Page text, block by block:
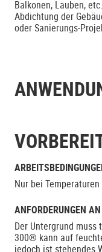
Balkonen, Lauben,
Abdichtung der
oder Sanierungs-
Nur bei
ANFORDERUNGEN
Der Untergrund
300® kann auf
jedoch ist stehendes